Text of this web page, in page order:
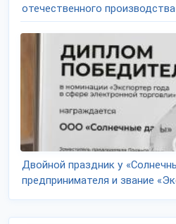
отечественного производства
Двойной праздник у
предпринимателя и звание